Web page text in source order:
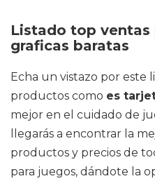
Listado top ventas
graficas baratas
Echa un vistazo por este
productos como es
mejor en el cuidado de
llegarás a encontrar la
productos y precios de
para juegos, dándote la